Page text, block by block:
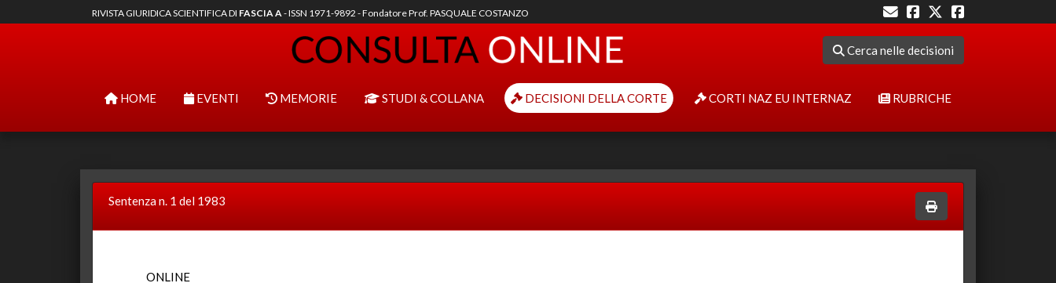
RIVISTA GIURIDICA SCIENTIFICA DI FASCIA A- ISSN 1971-9892 - Fondatore Prof. PASQUALE COSTANZO
Cerca nelle decisioni
HOME EVENTI MEMORIE STUDI & COLLANA DECISIONI DELLA CORTE CORTI NAZ EU INTERNAZ RUBRICHE
Sentenza n. 1 del 1983
ONLINE